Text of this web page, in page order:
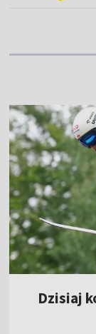
Dzisiaj